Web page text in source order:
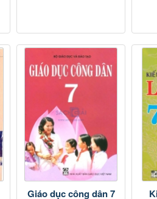
Giáo dục công dân 7